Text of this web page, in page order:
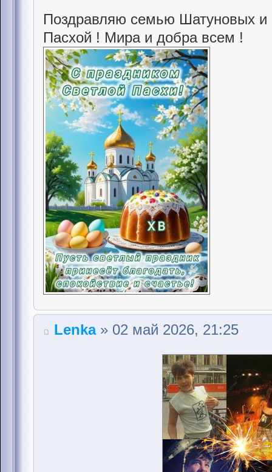
Поздравляю семью Шатуновых
Пасхой ! Мира и добра всем !
Lenka» 02 май 2026, 21:25